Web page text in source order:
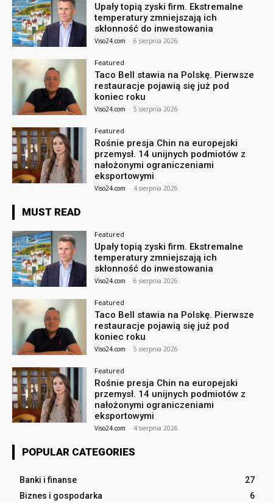
Upały topią zyski firm. Ekstremalne
temperatury zmniejszają ich
skłonność do inwestowania
Viso24.com - 6 sierpnia 2026
Featured
Taco Bell stawia na Polskę. Pierwsze
restauracje pojawią się już pod
koniec roku
Viso24.com - 5 sierpnia 2026
Featured
Rośnie presja Chin na europejski
przemysł. 14 unijnych podmiotów z
nałożonymi ograniczeniami
eksportowymi
Viso24.com - 4 sierpnia 2026
MUST READ
Featured
Upały topią zyski firm. Ekstremalne
temperatury zmniejszają ich
skłonność do inwestowania
Viso24.com - 6 sierpnia 2026
Featured
Taco Bell stawia na Polskę. Pierwsze
restauracje pojawią się już pod
koniec roku
Viso24.com - 5 sierpnia 2026
Featured
Rośnie presja Chin na europejski
przemysł. 14 unijnych podmiotów z
nałożonymi ograniczeniami
eksportowymi
Viso24.com - 4 sierpnia 2026
POPULAR CATEGORIES
Banki i finanse
27
Biznes i gospodarka
6